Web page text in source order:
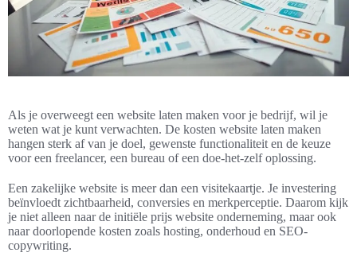
Als je overweegt een website laten maken voor je bedrijf, wil je
weten wat je kunt verwachten. De kosten website laten maken
hangen sterk af van je doel, gewenste functionaliteit en de keuze
voor een freelancer, een bureau of een doe-het-zelf oplossing.
Een zakelijke website is meer dan een visitekaartje. Je investering
beïnvloedt zichtbaarheid, conversies en merkperceptie. Daarom kijk
je niet alleen naar de initiële prijs website onderneming, maar ook
naar doorlopende kosten zoals hosting, onderhoud en SEO-
copywriting.